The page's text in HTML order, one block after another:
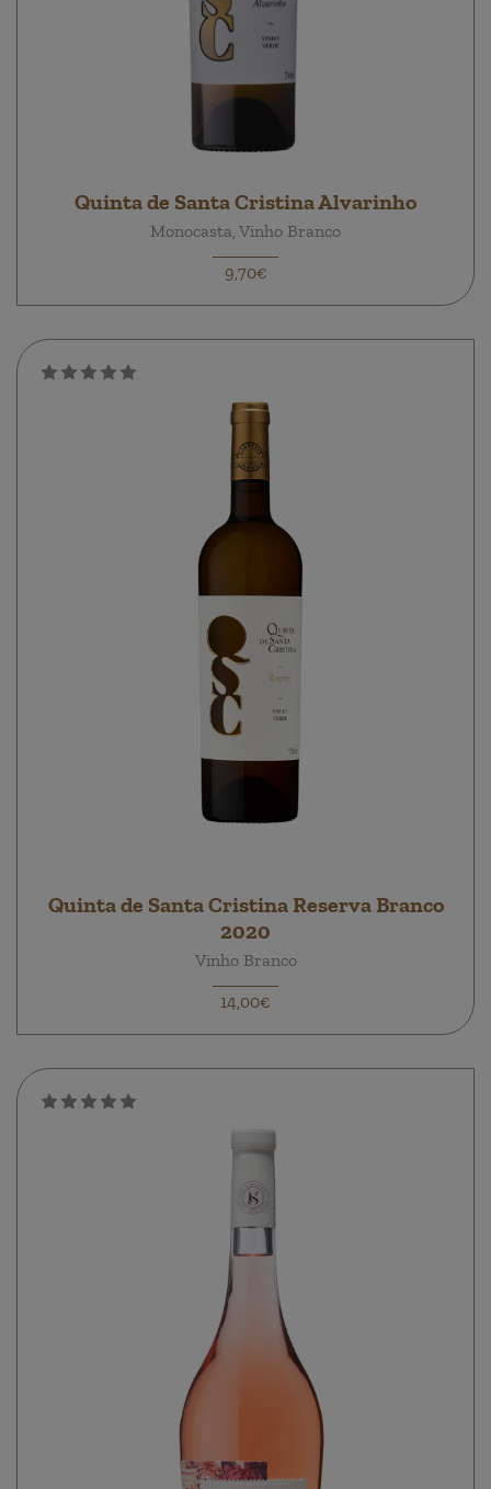
Quinta de Santa Cristina Alvarinho
Monocasta, Vinho Branco
9,70€
Quinta de Santa Cristina Reserva Branco
2020
Vinho Branco
14,00€